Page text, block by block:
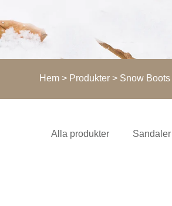
Hem > Produkter > Snow Boots
Alla produkter Sandaler